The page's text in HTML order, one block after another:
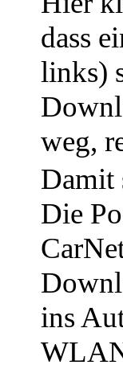
dass
links)
weg,
Damit
Die
ins